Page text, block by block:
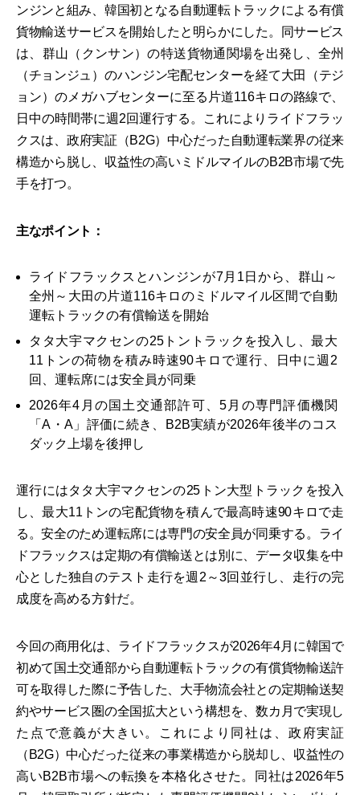
ンジンと組み、韓国初となる自動運転トラックによる有償
貨物輸送サービスを開始したと明らかにした。同サービス
は、群山（クンサン）の特送貨物通関場を出発し、全州
（チョンジュ）のハンジン宅配センターを経て大田（テジ
ョン）のメガハブセンターに至る片道116キロの路線で、
日中の時間帯に週2回運行する。これによりライドフラッ
クスは、政府実証（B2G）中心だった自動運転業界の従来
構造から脱し、収益性の高いミドルマイルのB2B市場で先
手を打つ。
主なポイント：
ライドフラックスとハンジンが7月1日から、群山～
全州～大田の片道116キロのミドルマイル区間で自動
運転トラックの有償輸送を開始
タタ大宇マクセンの25トントラックを投入し、最大
11トンの荷物を積み時速90キロで運行、日中に週2
回、運転席には安全員が同乗
2026年4月の国土交通部許可、5月の専門評価機関
「A・A」評価に続き、B2B実績が2026年後半のコス
ダック上場を後押し
運行にはタタ大宇マクセンの25トン大型トラックを投入
し、最大11トンの宅配貨物を積んで最高時速90キロで走
る。安全のため運転席には専門の安全員が同乗する。ライ
ドフラックスは定期の有償輸送とは別に、データ収集を中
心とした独自のテスト走行を週2～3回並行し、走行の完
成度を高める方針だ。
今回の商用化は、ライドフラックスが2026年4月に韓国で
初めて国土交通部から自動運転トラックの有償貨物輸送許
可を取得した際に予告した、大手物流会社との定期輸送契
約やサービス圏の全国拡大という構想を、数カ月で実現し
た点で意義が大きい。これにより同社は、政府実証
（B2G）中心だった従来の事業構造から脱却し、収益性の
高いB2B市場への転換を本格化させた。同社は2026年5